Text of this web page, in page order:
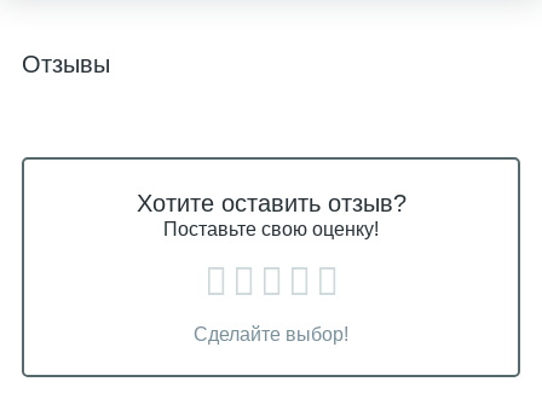
Отзывы
Хотите оставить отзыв?
Поставьте свою оценку!
Сделайте выбор!